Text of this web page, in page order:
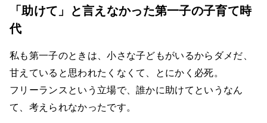
「助けて」と言えなかった第一子の子育て時
代
私も第一子のときは、小さな子どもがいるからダメだ、
甘えていると思われたくなくて、とにかく必死。
フリーランスという立場で、誰かに助けてというなん
て、考えられなかったです。